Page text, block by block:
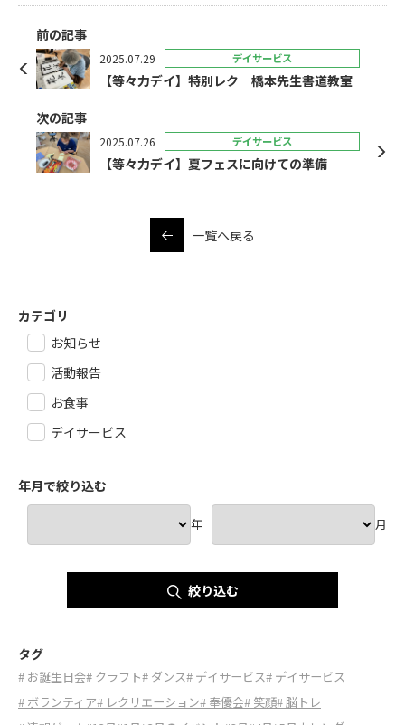
前の記事
2025.07.29 デイサービス
【等々力デイ】特別レク 橋本先生書道教室
次の記事
2025.07.26 デイサービス
【等々力デイ】夏フェスに向けての準備
一覧へ戻る
カテゴリ
お知らせ
活動報告
お食事
デイサービス
年月で絞り込む
年 月
絞り込む
タグ
# お誕生日会# クラフト# ダンス# デイサービス# デイサービス
# ボランティア# レクリエーション# 奉優会# 笑顔# 脳トレ